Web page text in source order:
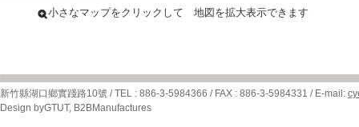
小さなマップをクリックして 地図を拡大表示できます
新竹縣湖口鄉實踐路10號 / TEL : 886-3-5984366 / FAX : 886-3-5984331 / E-mail:
Design byGTUT, B2BManufactures